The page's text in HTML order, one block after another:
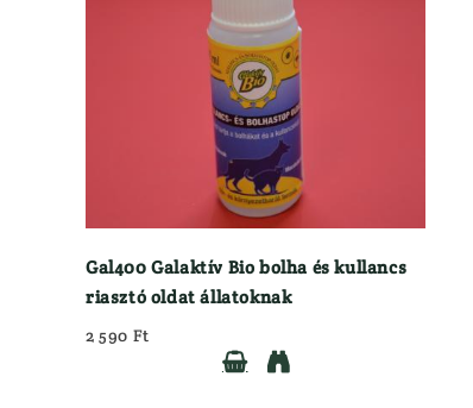
Gal400 Galaktív Bio bolha és kullancs
riasztó oldat állatoknak
2 590 Ft

